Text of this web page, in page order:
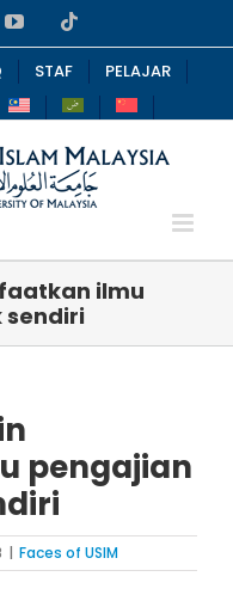
YouTube
STAF
PELAJAR
ilmu
sendiri
pengajian
| Faces of USIM